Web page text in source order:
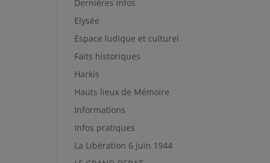
Dernières infos
Elysée
Espace ludique et culturel
Faits historiques
Harkis
Hauts lieux de Mémoire
Informations
Infos pratiques
La Libération 6 juin 1944